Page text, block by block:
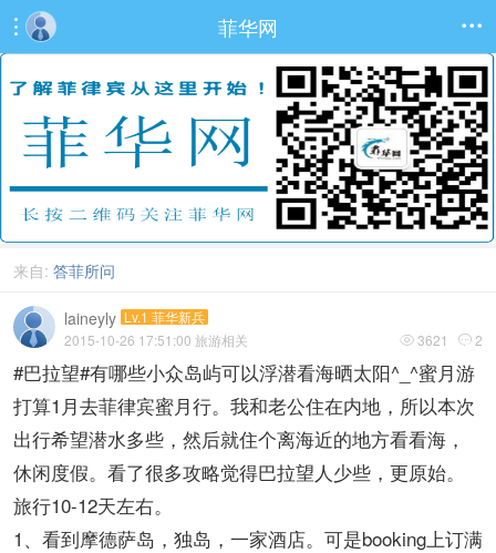
 菲华网 
来自: 答菲所问
laineyly Lv.1 菲华新兵
 3621  2
2015-10-26 17:51:00 旅游相关
#巴拉望#有哪些小众岛屿可以浮潜看海晒太阳^_^蜜月游
打算1月去菲律宾蜜月行。我和老公住在内地，所以本次
出行希望潜水多些，然后就住个离海近的地方看看海，
休闲度假。看了很多攻略觉得巴拉望人少些，更原始。
旅行10-12天左右。
1、看到摩德萨岛，独岛，一家酒店。可是booking上订满